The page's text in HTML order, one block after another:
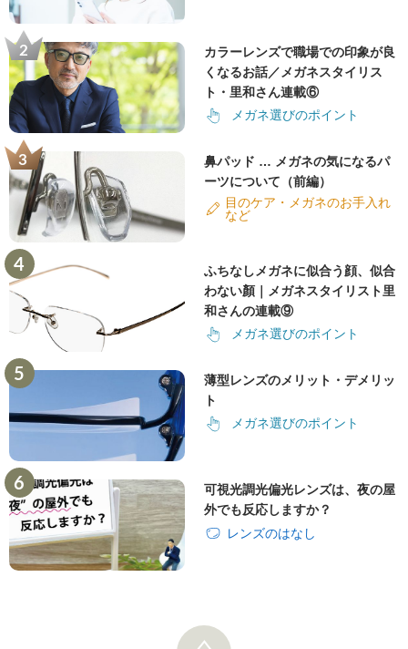
カラーレンズで職場での印象が良
くなるお話／メガネスタイリス
ト・里和さん連載⑥
メガネ選びのポイント
鼻パッド … メガネの気になるパ
ーツについて（前編）
目のケア・メガネのお手入れ
など
ふちなしメガネに似合う顔、似合
わない顏｜メガネスタイリスト里
和さんの連載⑨
メガネ選びのポイント
薄型レンズのメリット・デメリッ
ト
メガネ選びのポイント
可視光調光偏光レンズは、夜の屋
外でも反応しますか？
レンズのはなし